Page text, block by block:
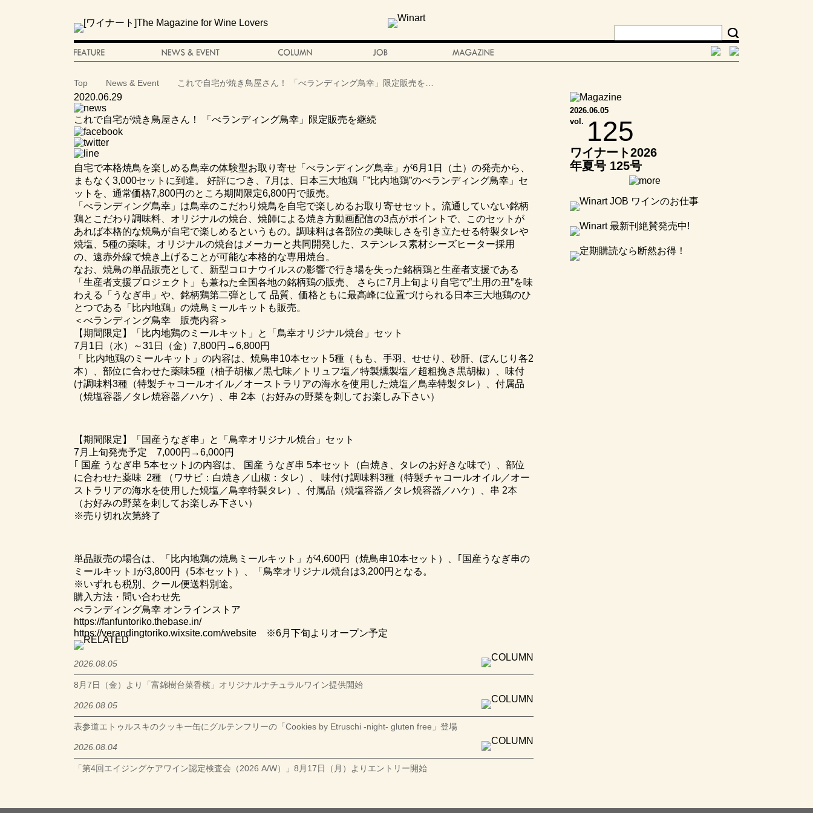
Top News & Event これで自宅が焼き鳥屋さん！ 「べランディング鳥幸」限定販売を…
2026.06.05
vol. 125
ワイナート2026
年夏号 125号
日本ワイン 中国
るワイナリーの
実力 ～多彩なブ
ドウが描く、そ
の個性
2020.06.29
これで自宅が焼き鳥屋さん！ 「べランディング鳥幸」限定販売を継続
自宅で本格焼鳥を楽しめる鳥幸の体験型お取り寄せ「べランディング鳥幸」が6月1日（土）の発売から、
まもなく3,000セットに到達。 好評につき、7月は、日本三大地鶏「”比内地鶏”のべランディング鳥幸」セ
ットを、通常価格7,800円のところ期間限定6,800円で販売。
「べランディング鳥幸」は鳥幸のこだわり焼鳥を自宅で楽しめるお取り寄せセット。流通していない銘柄
鶏とこだわり調味料、オリジナルの焼台、焼師による焼き方動画配信の3点がポイントで、このセットが
あれば本格的な焼鳥が自宅で楽しめるというもの。調味料は各部位の美味しさを引き立たせる特製タレや
焼塩、5種の薬味。オリジナルの焼台はメーカーと共同開発した、ステンレス素材シーズヒーター採用
の、遠赤外線で焼き上げることが可能な本格的な専用焼台。
なお、焼鳥の単品販売として、新型コロナウイルスの影響で行き場を失った銘柄鶏と生産者支援である
「生産者支援プロジェクト」も兼ねた全国各地の銘柄鶏の販売、 さらに7月上旬より自宅で”土用の丑”を味
わえる「うなぎ串」や、銘柄鶏第二弾として 品質、価格ともに最高峰に位置づけられる日本三大地鶏のひ
とつである「比内地鶏」の焼鳥ミールキットも販売。
＜べランディング鳥幸 販売内容＞
【期間限定】「比内地鶏のミールキット」と「鳥幸オリジナル焼台」セット
7月1日（水）～31日（金）7,800円→6,800円
「 比内地鶏のミールキット」の内容は、焼鳥串10本セット5種（もも、手羽、せせり、砂肝、ぼんじり各2
本）、部位に合わせた薬味5種（柚子胡椒／黒七味／トリュフ塩／特製燻製塩／超粗挽き黒胡椒）、味付
け調味料3種（特製チャコールオイル／オーストラリアの海水を使用した焼塩／鳥幸特製タレ）、付属品
（焼塩容器／タレ焼容器／ハケ）、串 2本（お好みの野菜を刺してお楽しみ下さい）
【期間限定】「国産うなぎ串」と「鳥幸オリジナル焼台」セット
7月上旬発売予定 7,000円→6,000円
｢ 国産 うなぎ串 5本セット｣の内容は、 国産 うなぎ串 5本セット（白焼き、タレのお好きな味で）、部位
に合わせた薬味 2種 （ワサビ：白焼き／山椒：タレ）、 味付け調味料3種（特製チャコールオイル／オー
ストラリアの海水を使用した焼塩／鳥幸特製タレ）、付属品（焼塩容器／タレ焼容器／ハケ）、串 2本
（お好みの野菜を刺してお楽しみ下さい）
※売り切れ次第終了
単品販売の場合は、「比内地鶏の焼鳥ミールキット」が4,600円（焼鳥串10本セット）、｢国産うなぎ串の
ミールキット｣が3,800円（5本セット）、「鳥幸オリジナル焼台は3,200円となる。
※いずれも税別、クール便送料別途。
購入方法・問い合わせ先
べランディング鳥幸 オンラインストア
https://fanfuntoriko.thebase.in/
https://verandingtoriko.wixsite.com/website ※6月下旬よりオープン予定
2026.08.05
8月7日（金）より「富錦樹台菜香檳」オリジナルナチュラルワイン提供開始
2026.08.05
表参道エトゥルスキのクッキー缶にグルテンフリーの「Cookies by Etruschi -night- gluten free」登場
2026.08.04
「第4回エイジングケアワイン認定検査会（2026 A/W）」8月17日（月）よりエントリー開始